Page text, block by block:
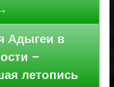
Адыгеи в
–
летопись